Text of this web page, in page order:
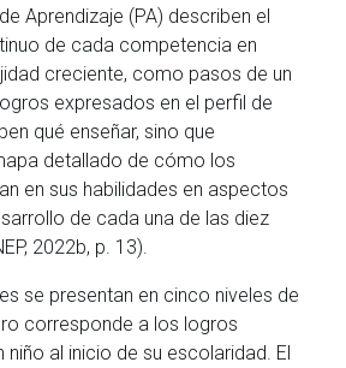
Aprendizaje (PA) describen el
de cada competencia en
creciente, como pasos de un
expresados en el perfil de
qué enseñar, sino que
detallado de cómo los
en sus habilidades en aspectos
de cada una de las diez
2022b, p. 13).
se presentan en cinco niveles de
corresponde a los logros
al inicio de su escolaridad. El